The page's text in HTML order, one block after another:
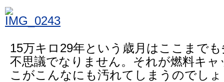
15万キロ29年という歳月はここまで
不思議でなりません。それが燃料キ
こがこんなにも汚れてしまうのでし